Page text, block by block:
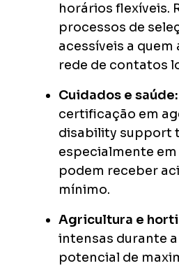
horários flexíveis.
processos de
acessíveis a quem
rede de contatos
Cuidados e saúde:
certificação em
disability support
especialmente
podem receber
mínimo.
Agricultura e
intensas durante
potencial de